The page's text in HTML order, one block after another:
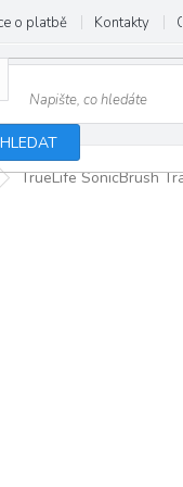
o platbě Kontakty
HLEDAT
TrueLife SonicBrush